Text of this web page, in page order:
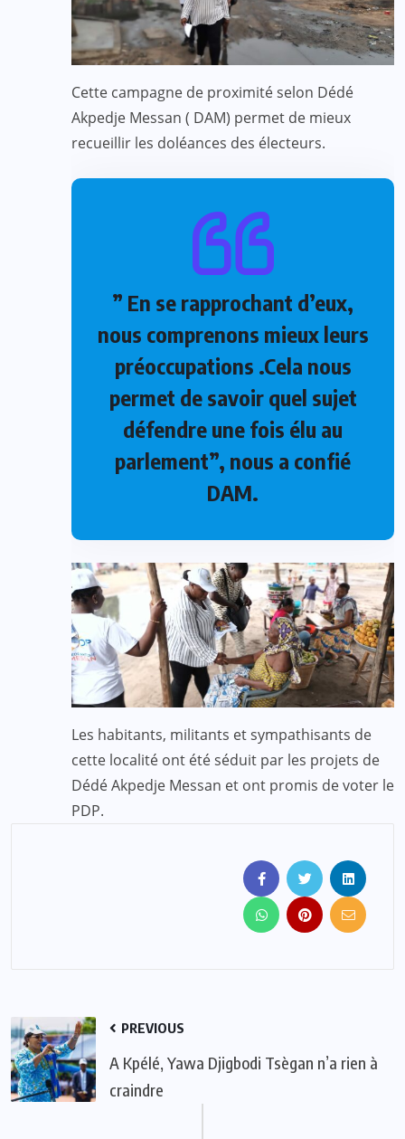
Cette campagne de proximité selon Dédé
Akpedje Messan ( DAM) permet de mieux
recueillir les doléances des électeurs.
” En se rapprochant d’eux,
nous comprenons mieux leurs
préoccupations .Cela nous
permet de savoir quel sujet
défendre une fois élu au
parlement”, nous a confié
DAM.
Les habitants, militants et sympathisants de
cette localité ont été séduit par les projets de
Dédé Akpedje Messan et ont promis de voter le
PDP.
PREVIOUS
A Kpélé, Yawa Djigbodi Tsègan n’a rien à
craindre